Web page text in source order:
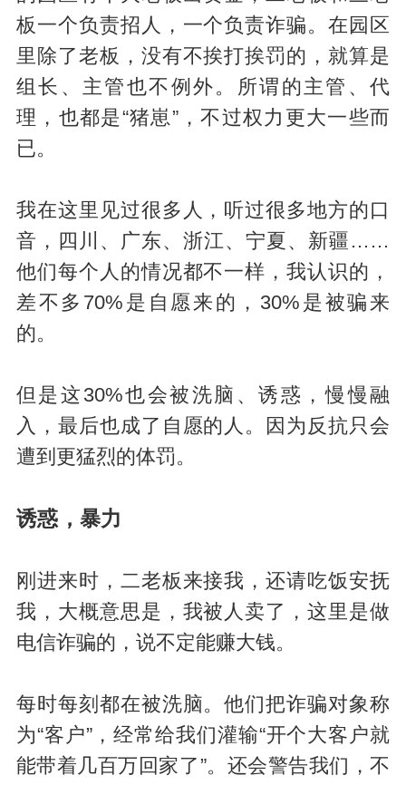
板一个负责招人，一个负责诈骗。在园区
里除了老板，没有不挨打挨罚的，就算是
组长、主管也不例外。所谓的主管、代
理，也都是“猪崽”，不过权力更大一些而
已。
我在这里见过很多人，听过很多地方的口
音，四川、广东、浙江、宁夏、新疆……
他们每个人的情况都不一样，我认识的，
差不多70%是自愿来的，30%是被骗来
的。
但是这30%也会被洗脑、诱惑，慢慢融
入，最后也成了自愿的人。因为反抗只会
遭到更猛烈的体罚。
诱惑，暴力
刚进来时，二老板来接我，还请吃饭安抚
我，大概意思是，我被人卖了，这里是做
电信诈骗的，说不定能赚大钱。
每时每刻都在被洗脑。他们把诈骗对象称
为“客户”，经常给我们灌输“开个大客户就
能带着几百万回家了”。还会警告我们，不